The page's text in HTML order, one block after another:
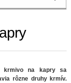
krmivo na kapry sa
rôzne druhy krmív.